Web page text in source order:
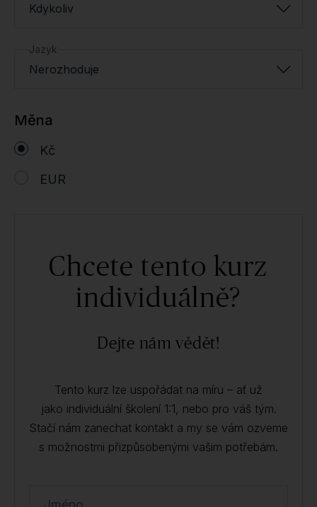
Kdykoliv
Jazyk
Nerozhoduje
Měna
Kč
EUR
Chcete tento kurz
individuálně?
Dejte nám vědět!
Tento kurz lze uspořádat na míru – ať už
jako individuální školení 1:1, nebo pro váš tým.
Stačí nám zanechat kontakt a my se vám ozveme
s možnostmi přizpůsobenými vašim potřebám.